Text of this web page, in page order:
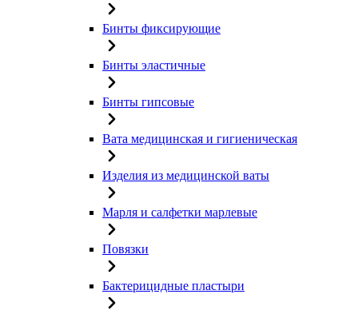
Бинты фиксирующие
Бинты эластичные
Бинты гипсовые
Вата медицинская и гигиеническая
Изделия из медицинской ваты
Марля и салфетки марлевые
Повязки
Бактерицидные пластыри